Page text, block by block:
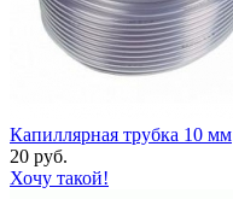
Капиллярная трубка 10 мм
20 руб.
Хочу такой!